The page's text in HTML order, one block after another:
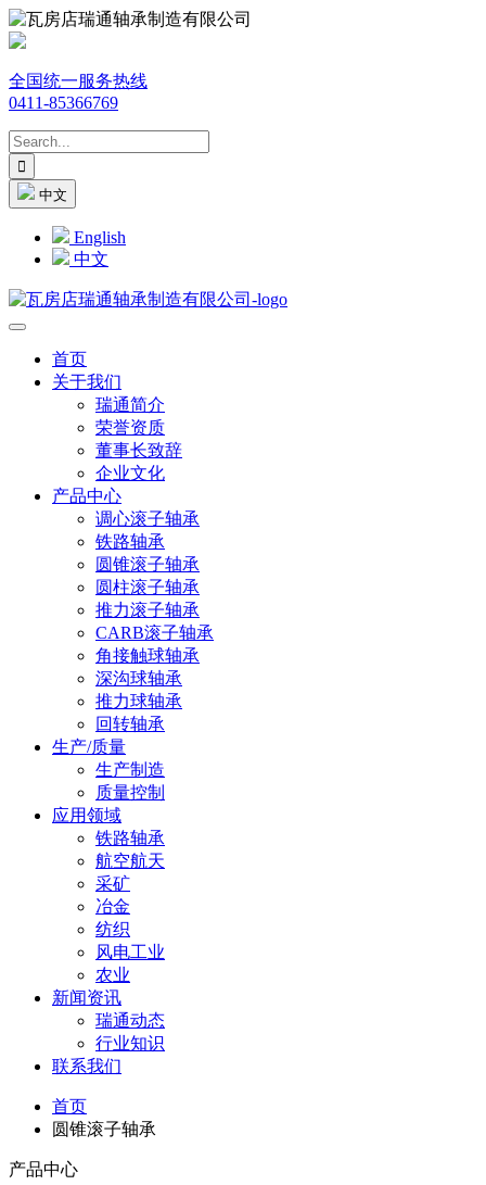
全国统一服务热线
0411-85366769
中文
English
中文
首页
关于我们
瑞通简介
荣誉资质
董事长致辞
企业文化
产品中心
调心滚子轴承
铁路轴承
圆锥滚子轴承
圆柱滚子轴承
推力滚子轴承
CARB滚子轴承
角接触球轴承
深沟球轴承
推力球轴承
回转轴承
生产/质量
生产制造
质量控制
应用领域
铁路轴承
航空航天
采矿
冶金
纺织
风电工业
农业
新闻资讯
瑞通动态
行业知识
联系我们
首页
圆锥滚子轴承
产品中心